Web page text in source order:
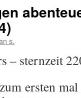
s.
– sternzeit
ersten